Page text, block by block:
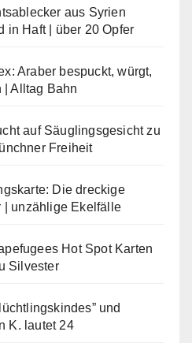
aus Syrien
in Haft | über 20 Opfer
Araber bespuckt, würgt,
| Alltag Bahn
auf Säuglingsgesicht zu
Freiheit
Die dreckige
| unzählige Ekelfälle
Hot Spot Karten
Silvester
und
K. lautet 24